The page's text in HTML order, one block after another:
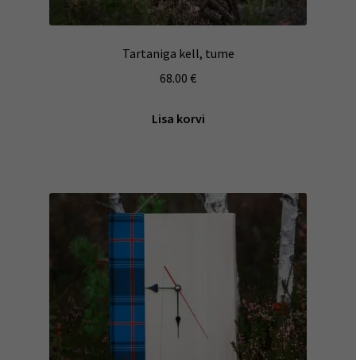
Tartaniga kell, tume
68.00 €
Lisa korvi